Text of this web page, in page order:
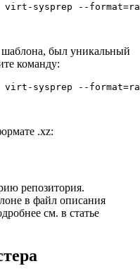
virt-sysprep --
был уникальный
команду:
virt-sysprep --
.xz:
репозитория.
в файл описания
см. в статье